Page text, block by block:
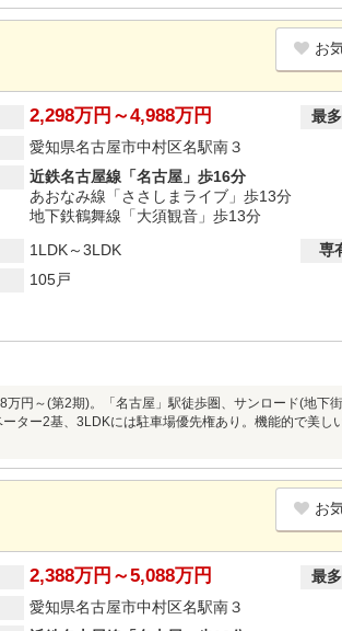
お
2,298万円～4,988万円 最
愛知県名古屋市中村区名駅南３
近鉄名古屋線「名古屋」歩16分
あおなみ線「ささしまライブ」歩13分
地下鉄鶴舞線「大須観音」歩13分
1LDK～3LDK 専
105戸
円～(第2期)。「名古屋」駅徒歩圏、サンロード(地下
ター2基、3LDKには駐車場優先権あり。機能的で美
お
2,388万円～5,088万円 最
愛知県名古屋市中村区名駅南３